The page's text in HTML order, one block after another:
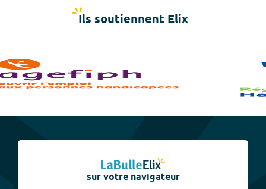
Ils soutiennent Elix
sur votre navigateur